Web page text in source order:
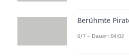
worden
beinhaltet
Berühmte
6/7 – Dauer: 04:02